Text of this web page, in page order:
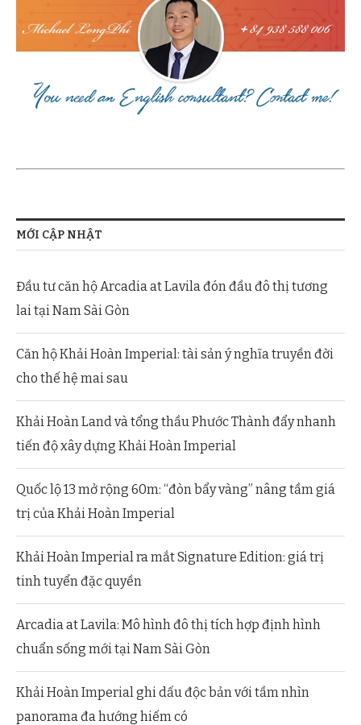
MỚI CẬP NHẬT
Đầu tư căn hộ Arcadia at Lavila đón đầu đô thị tương
lai tại Nam Sài Gòn
Căn hộ Khải Hoàn Imperial: tài sản ý nghĩa truyền đời
cho thế hệ mai sau
Khải Hoàn Land và tổng thầu Phước Thành đẩy nhanh
tiến độ xây dựng Khải Hoàn Imperial
Quốc lộ 13 mở rộng 60m: “đòn bẩy vàng” nâng tầm giá
trị của Khải Hoàn Imperial
Khải Hoàn Imperial ra mắt Signature Edition: giá trị
tinh tuyển đặc quyền
Arcadia at Lavila: Mô hình đô thị tích hợp định hình
chuẩn sống mới tại Nam Sài Gòn
Khải Hoàn Imperial ghi dấu độc bản với tầm nhìn
panorama đa hướng hiếm có